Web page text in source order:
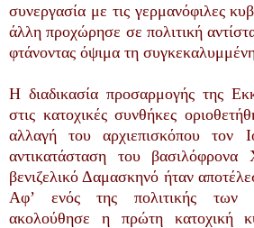
συνεργασία με τις γερμανόφιλες
άλλη προχώρησε σε πολιτική
φτάνοντας όψιμα τη
H διαδικασία προσαρμογής της
στις κατοχικές συνθήκες
αλλαγή του αρχιεπισκόπου τον
αντικατάσταση του
βενιζελικό Δαμασκηνό ήταν
Αφ’ ενός της πολιτικής των
ακολούθησε η πρώτη κατοχική